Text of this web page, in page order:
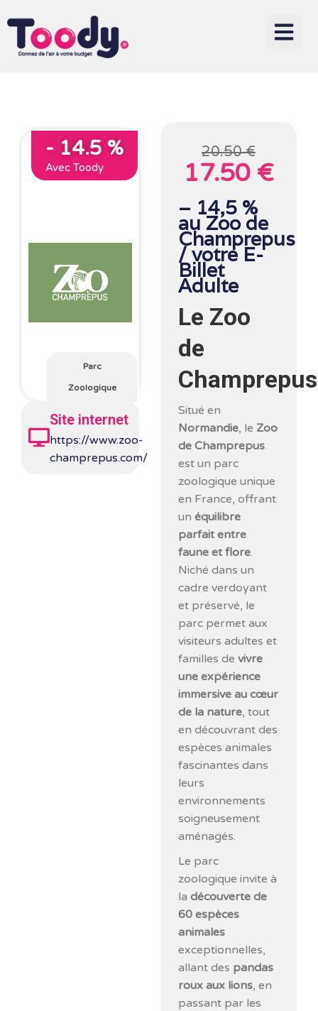
- 14.5 %
Avec Toody
Parc
Zoologique
Site internet
https://www.zoo-
champrepus.com/
20.50 €
17.50 €
– 14,5 %
au Zoo de
Champrepus
/ votre E-
Billet
Adulte
Le Zoo
de
Champrepus
Situé en
Normandie, le Zoo
de Champrepus
est un parc
zoologique unique
en France, offrant
unéquilibre
parfait entre
faune et flore.
Niché dans un
cadre verdoyant
et préservé, le
parc permet aux
visiteurs adultes et
familles devivre
une expérience
immersive au cœur
de la nature, tout
en découvrant des
espèces animales
fascinantes dans
leurs
environnements
soigneusement
aménagés.
Le parc
zoologique invite à
ladécouverte de
60 espèces
animales
exceptionnelles,
allant des pandas
roux aux lions, en
passant par les